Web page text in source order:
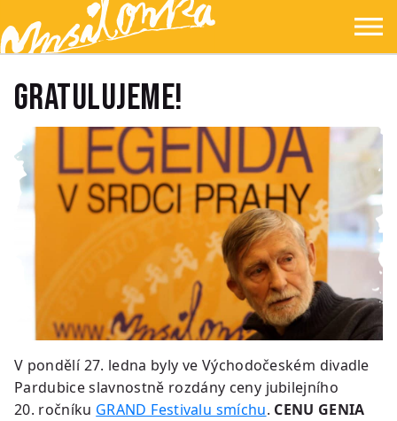
Přejít na hlavní obsah
Přejít na navigaci
Přejít na hledání
Ypsilonka ☰
Gratulujeme!
V pondělí 27. ledna byly ve Východočeském divadle
Pardubice slavnostně rozdány ceny jubilejního
20. ročníku GRAND Festivalu smíchu. CENU GENIA